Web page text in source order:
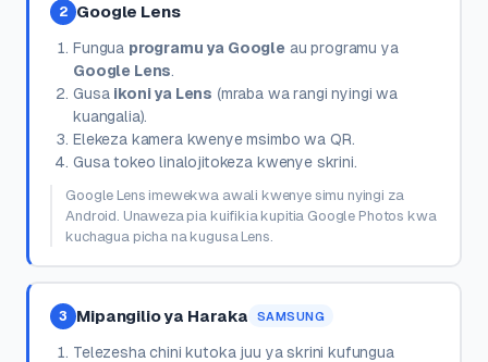
2 Google Lens
Fungua programu ya Google au programu ya
Google Lens.
Gusa ikoni ya Lens (mraba wa rangi nyingi wa
kuangalia).
Elekeza kamera kwenye msimbo wa QR.
Gusa tokeo linalojitokeza kwenye skrini.
Google Lens imewekwa awali kwenye simu nyingi za
Android. Unaweza pia kuifikia kupitia Google Photos kwa
kuchagua picha na kugusa Lens.
3 Mipangilio ya Haraka SAMSUNG
Telezesha chini kutoka juu ya skrini kufungua